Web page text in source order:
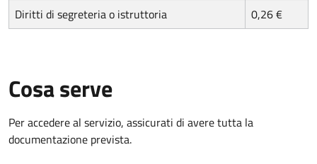
Diritti di segreteria o istruttoria 0,26 €
Cosa serve
Per accedere al servizio, assicurati di avere tutta la
documentazione prevista.